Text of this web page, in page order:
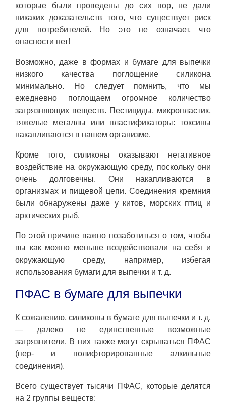
которые были проведены до сих пор, не дали
никаких доказательств того, что существует риск
для потребителей. Но это не означает, что
опасности нет!
Возможно, даже в формах и бумаге для выпечки
низкого качества поглощение силикона
минимально. Но следует помнить, что мы
ежедневно поглощаем огромное количество
загрязняющих веществ. Пестициды, микропластик,
тяжелые металлы или пластификаторы: токсины
накапливаются в нашем организме.
Кроме того, силиконы оказывают негативное
воздействие на окружающую среду, поскольку они
очень долговечны. Они накапливаются в
организмах и пищевой цепи. Соединения кремния
были обнаружены даже у китов, морских птиц и
арктических рыб.
По этой причине важно позаботиться о том, чтобы
вы как можно меньше воздействовали на себя и
окружающую среду, например, избегая
использования бумаги для выпечки и т. д.
ПФАС в бумаге для выпечки
К сожалению, силиконы в бумаге для выпечки и т. д.
— далеко не единственные возможные
загрязнители. В них также могут скрываться ПФАС
(пер- и полифторированные алкильные
соединения).
Всего существует тысячи ПФАС, которые делятся
на 2 группы веществ: